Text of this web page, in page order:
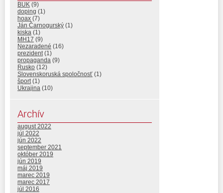
BUK (9)
doping (1)
hoax (7)
Ján Čarnogurský (1)
kiska (1)
MH17 (9)
Nezaradené (16)
prezident (1)
propaganda (9)
Rusko (12)
Slovenskoruská spoločnosť (1)
šport (1)
Ukrajina (10)
Archív
august 2022
júl 2022
jún 2022
september 2021
október 2019
jún 2019
máj 2019
marec 2019
marec 2017
júl 2016